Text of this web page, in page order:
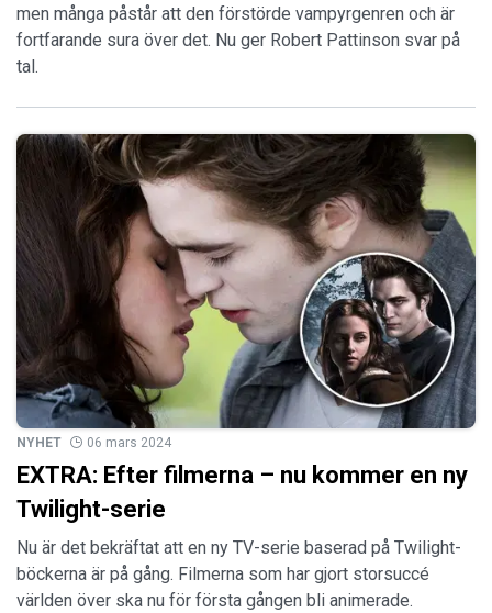
men många påstår att den förstörde vampyrgenren och är
fortfarande sura över det. Nu ger Robert Pattinson svar på
tal.
NYHET 06 mars 2024
EXTRA: Efter filmerna – nu kommer en ny
Twilight-serie
Nu är det bekräftat att en ny TV-serie baserad på Twilight-
böckerna är på gång. Filmerna som har gjort storsuccé
världen över ska nu för första gången bli animerade.